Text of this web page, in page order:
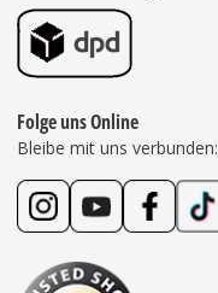
Folge uns Online
Bleibe mit uns verbunden: